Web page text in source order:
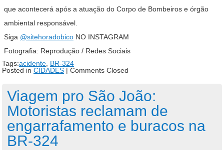
que acontecerá após a atuação do Corpo de Bombeiros e órgão
ambiental responsável.
Siga @sitehoradobico NO INSTAGRAM
Fotografia: Reprodução / Redes Sociais
Tags:acidente BR-324
Posted in CIDADES | Comments Closed
Viagem pro São João:
Motoristas reclamam de
engarrafamento e buracos na
BR-324